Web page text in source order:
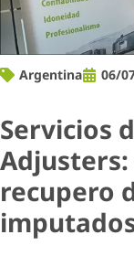
Argentina 06/
Servicios
recupero